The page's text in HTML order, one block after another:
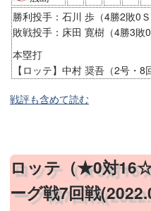
勝利投手：石川 歩（4勝2敗0Ｓ
敗戦投手：床田 寛樹（4勝3敗0
本塁打
【ロッテ】中村 奨吾（2号・8
戦評も含めて読む
ロッテ（★0対
ーグ戦7回戦